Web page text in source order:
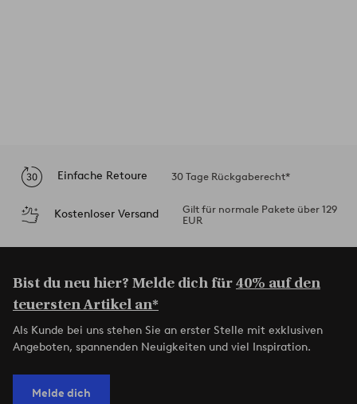
Einfache Retoure 30 Tage Rückgaberecht*
Kostenloser Versand
Gilt für normale Pakete über 129
EUR
Bist du neu hier? Melde dich für40% auf den
teuersten Artikel an*
Als Kunde bei uns stehen Sie an erster Stelle mit exklusiven
Angeboten, spannenden Neuigkeiten und viel Inspiration.
Melde dich